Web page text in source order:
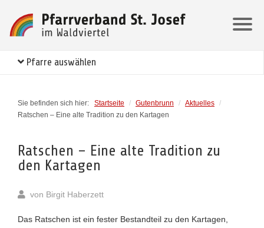
Pfarre auswählen
Sie befinden sich hier: Startseite / Gutenbrunn / Aktuelles
/
Ratschen – Eine alte Tradition zu den Kartagen
Ratschen – Eine alte Tradition zu
den Kartagen
von Birgit Haberzett
Das Ratschen ist ein fester Bestandteil zu den Kartagen,